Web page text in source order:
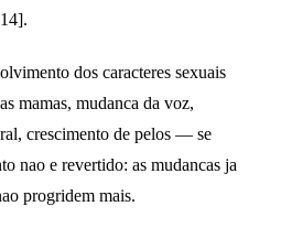
dos caracteres sexuais
mamas, mudanca da voz,
crescimento de pelos — se
nao e revertido: as mudancas ja
progridem mais.